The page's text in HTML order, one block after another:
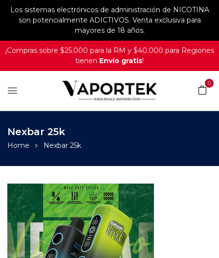
Los sistemas electrónicos de administración de NICOTINA
son potencialmente ADICTIVOS. Venta exclusiva para
mayores de 18 años.
¡Compras sobre $25.000 para la RM y $40.000 para Regiones
tienen Envío gratis!
0
Nexbar 25k
Home Nexbar 25k